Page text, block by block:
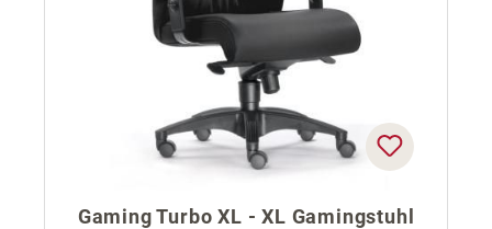
Gaming Turbo XL - XL Gamingstuhl